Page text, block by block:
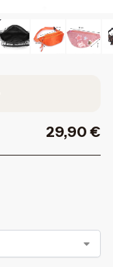
29,90€